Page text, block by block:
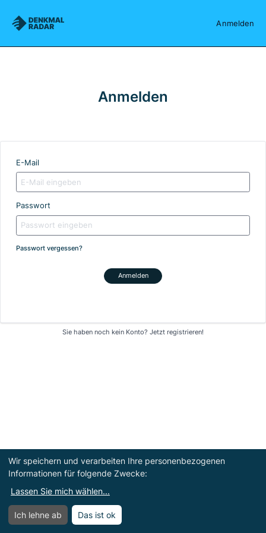
Denkmalradar Anmelden
Menü öffnen
Anmelden
E-Mail
Passwort
Passwort vergessen?
Anmelden
Sie haben noch kein Konto? Jetzt registrieren!
Wir speichern und verarbeiten Ihre personenbezogenen
Informationen für folgende Zwecke:
Lassen Sie mich wählen...
Ich lehne ab Das ist ok